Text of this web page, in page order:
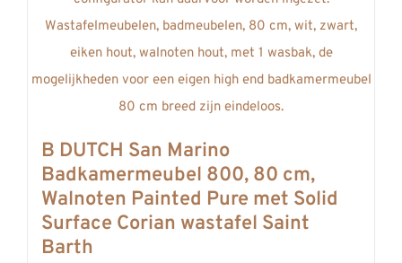
de
productpagina
B DUTCH San Marino
Badkamermeubel 800, 80 cm,
Walnoten Painted Pure met Solid
Surface Corian wastafel Saint
Barth